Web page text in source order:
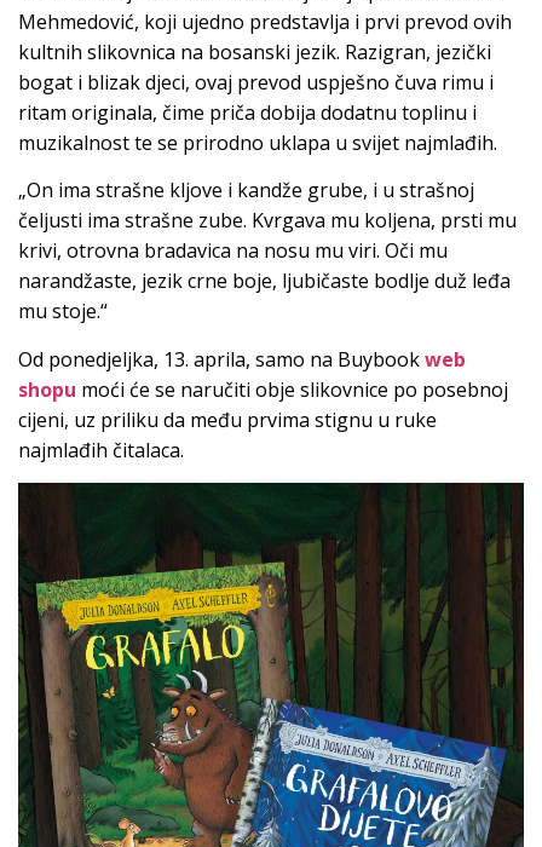
Mehmedović, koji ujedno predstavlja i prvi prevod ovih
kultnih slikovnica na bosanski jezik. Razigran, jezički
bogat i blizak djeci, ovaj prevod uspješno čuva rimu i
ritam originala, čime priča dobija dodatnu toplinu i
muzikalnost te se prirodno uklapa u svijet najmlađih.
„On ima strašne kljove i kandže grube, i u strašnoj
čeljusti ima strašne zube. Kvrgava mu koljena, prsti mu
krivi, otrovna bradavica na nosu mu viri. Oči mu
narandžaste, jezik crne boje, ljubičaste bodlje duž leđa
mu stoje.“
Od ponedjeljka, 13. aprila, samo na Buybookweb
shopu moći će se naručiti obje slikovnice po posebnoj
cijeni, uz priliku da među prvima stignu u ruke
najmlađih čitalaca.